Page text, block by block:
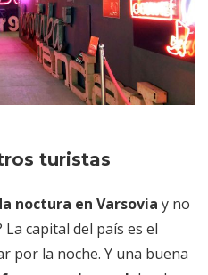
turistas
noctura en Varsovia y no
capital del país es el
por la noche. Y una buena